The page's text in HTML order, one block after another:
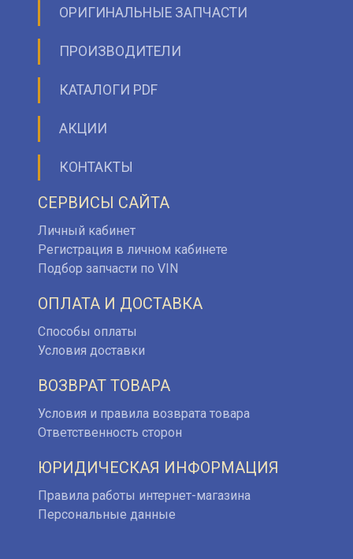
ОРИГИНАЛЬНЫЕ ЗАПЧАСТИ
ПРОИЗВОДИТЕЛИ
КАТАЛОГИ PDF
АКЦИИ
КОНТАКТЫ
СЕРВИСЫ САЙТА
Личный кабинет
Регистрация в личном кабинете
Подбор запчасти по VIN
ОПЛАТА И ДОСТАВКА
Способы оплаты
Условия доставки
ВОЗВРАТ ТОВАРА
Условия и правила возврата товара
Ответственность сторон
ЮРИДИЧЕСКАЯ ИНФОРМАЦИЯ
Правила работы интернет-магазина
Персональные данные